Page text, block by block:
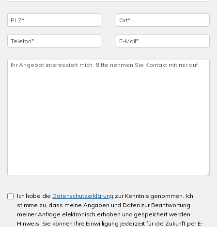
Ich habe die Datenschutzerklärung zur Kenntnis genommen. Ich
stimme zu, dass meine Angaben und Daten zur Beantwortung
meiner Anfrage elektronisch erhoben und gespeichert werden.
Hinweis: Sie können Ihre Einwilligung jederzeit für die Zukunft per E-